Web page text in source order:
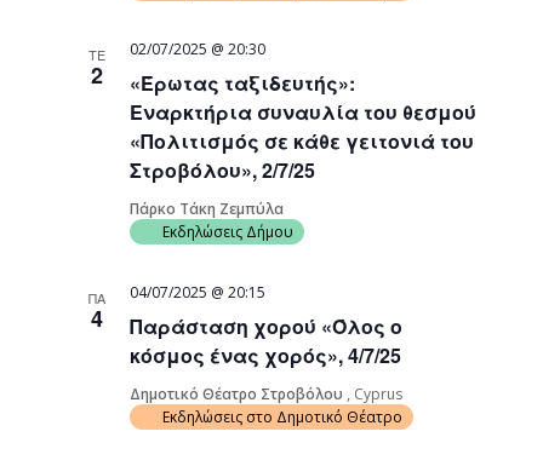
ΤΕ
2
«Έρωτας ταξιδευτής»:
Εναρκτήρια συναυλία του θεσμού
«Πολιτισμός σε κάθε γειτονιά του
Στροβόλου», 2/7/25
02/07/2025 @ 20:30
Πάρκο Τάκη Ζεμπύλα
Εκδηλώσεις Δήμου
ΠΑ
4
Παράσταση χορού «Όλος ο
κόσμος ένας χορός», 4/7/25
04/07/2025 @ 20:15
Δημοτικό Θέατρο Στροβόλου , Cyprus
Εκδηλώσεις στο Δημοτικό Θέατρο